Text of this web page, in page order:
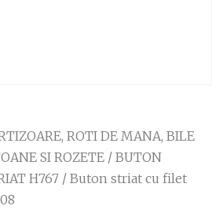
ROTI DE MANA, BILE
SI ROZETE / BUTON
H767 / Buton striat cu filet